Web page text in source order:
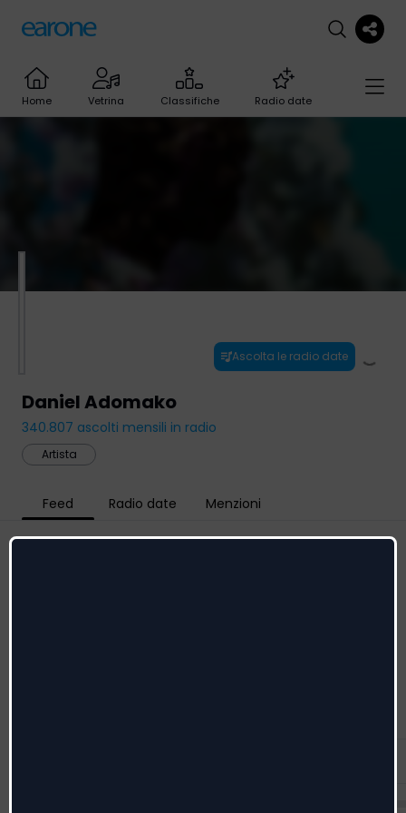
Home Vetrina Classifiche Radio date
Ascolta le radio date
Daniel Adomako
340.807 ascolti mensili in radio
Artista
Feed Radio date Menzioni